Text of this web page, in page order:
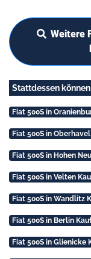
Weitere
Stattdessen
Fiat 500S in
Fiat 500S in
Fiat 500S in Hohen
Fiat 500S in Velten
Fiat 500S in Wandlitz
Fiat 500S in Berlin
Fiat 500S in Glienicke